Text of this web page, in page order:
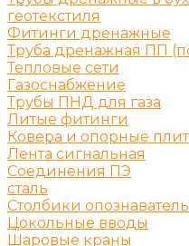
геотекстиля
Фитинги дренажные
Труба дренажная ПП
Тепловые сети
Газоснабжение
Трубы ПНД для газа
Литые фитинги
Ковера и опорные
Лента сигнальная
Соединения ПЭ
сталь
Столбики
Цокольные вводы
Шаровые краны